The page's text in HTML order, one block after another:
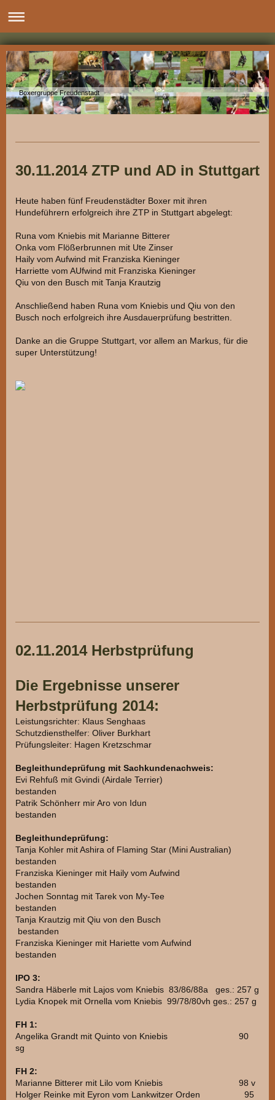
Boxergruppe Freudenstadt
30.11.2014 ZTP und AD in Stuttgart
Heute haben fünf Freudenstädter Boxer mit ihren
Hundeführern erfolgreich ihre ZTP in Stuttgart abgelegt:
Runa vom Kniebis mit Marianne Bitterer
Onka vom Flößerbrunnen mit Ute Zinser
Haily vom Aufwind mit Franziska Kieninger
Harriette vom AUfwind mit Franziska Kieninger
Qiu von den Busch mit Tanja Krautzig
Anschließend haben Runa vom Kniebis und Qiu von den
Busch noch erfolgreich ihre Ausdauerprüfung bestritten.
Danke an die Gruppe Stuttgart, vor allem an Markus, für die
super Unterstützung!
02.11.2014 Herbstprüfung
Die Ergebnisse unserer
Herbstprüfung 2014:
Leistungsrichter: Klaus Senghaas
Schutzdiensthelfer: Oliver Burkhart
Prüfungsleiter: Hagen Kretzschmar
Begleithundeprüfung mit Sachkundenachweis:
Evi Rehfuß mit Gvindi (Airdale Terrier)
bestanden
Patrik Schönherr mir Aro von Idun
bestanden
Begleithundeprüfung:
Tanja Kohler mit Ashira of Flaming Star (Mini Australian)
bestanden
Franziska Kieninger mit Haily vom Aufwind
bestanden
Jochen Sonntag mit Tarek von My-Tee
bestanden
Tanja Krautzig mit Qiu von den Busch
bestanden
Franziska Kieninger mit Hariette vom Aufwind
bestanden
IPO 3:
Sandra Häberle mit Lajos vom Kniebis 83/86/88a ges.: 257 g
Lydia Knopek mit Ornella vom Kniebis 99/78/80vh ges.: 257 g
FH 1:
Angelika Grandt mit Quinto von Kniebis 90
sg
FH 2:
Marianne Bitterer mit Lilo vom Kniebis 98 v
Holger Reinke mit Eyron vom Lankwitzer Orden 95